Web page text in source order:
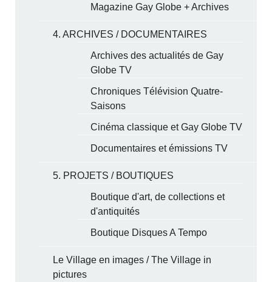
Magazine Gay Globe + Archives
4. ARCHIVES / DOCUMENTAIRES
Archives des actualités de Gay
Globe TV
Chroniques Télévision Quatre-
Saisons
Cinéma classique et Gay Globe TV
Documentaires et émissions TV
5. PROJETS / BOUTIQUES
Boutique d'art, de collections et
d'antiquités
Boutique Disques A Tempo
Le Village en images / The Village in
pictures